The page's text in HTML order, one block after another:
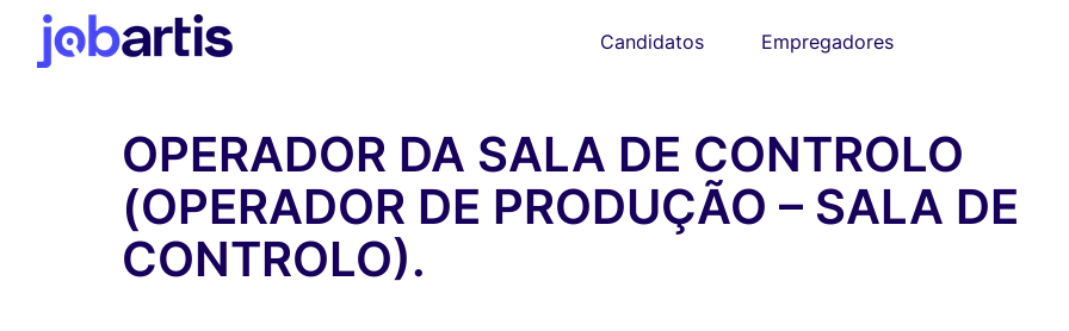
Candidatos Empregadores
OPERADOR DA SALA DE CONTROLO
(OPERADOR DE PRODUÇÃO – SALA DE
CONTROLO).